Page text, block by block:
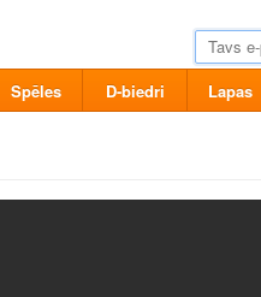
Spēles D-biedri Lapas